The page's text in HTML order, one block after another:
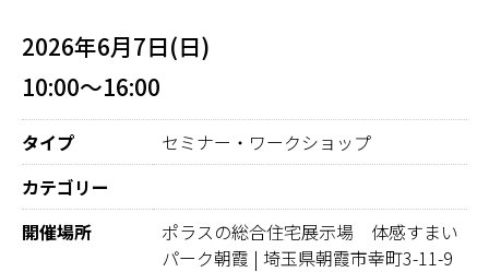
2026年6月7日(日)
10:00～16:00
タイプ
セミナー・ワークショップ
カテゴリー
開催場所
ポラスの総合住宅展示場 体感すまい
パーク朝霞 | 埼玉県朝霞市幸町3-11-9